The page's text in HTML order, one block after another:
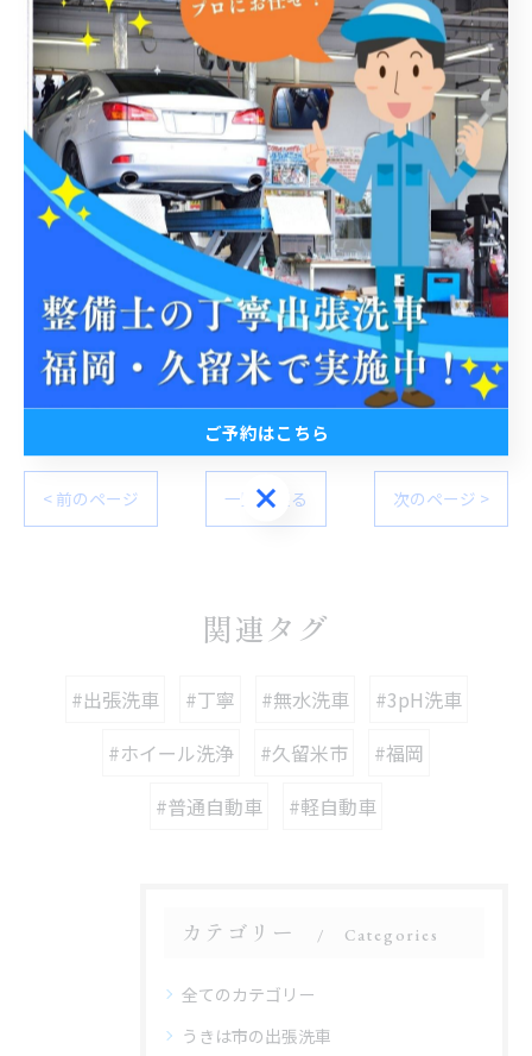
出張洗車で選ぶならカーライフハック
安心安全丁寧なサービスを提供します
#カーライフハック #出張洗車 #自宅 #職場 #手洗い洗車
#安心 #安全 #丁寧 #無水洗車 #3pH洗車 #窓ガラス撥水
#コーティング #室内清掃 #ホイール洗浄 #うきは市 #久
留米市 #福岡 #普通自動車 #軽自動車 #時間の有効活用 #
ライフハック #車好きな人と繋がりたい #艶出し #傷消
し #年末洗車 #自家用車 #代行サービス
< 前のページ 一覧に戻る 次のページ >
関連タグ
#出張洗車 #丁寧 #無水洗車
#3pH洗車
#ホイール洗浄
#久留米市
#福岡
#普通自動車
#軽自動車
カテゴリー Categories
全てのカテゴリー
うきは市の出張洗車
ご予約はこちら
ご予約はこちら